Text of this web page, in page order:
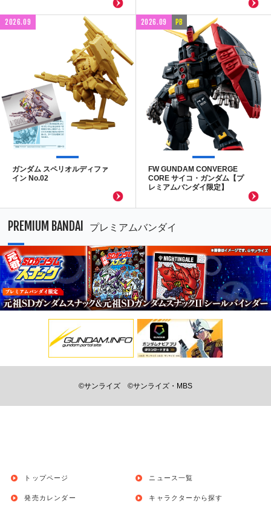
2026.09
ガンダム スペリオルディファ
イン No.02
2026.09 PB
FW GUNDAM CONVERGE
CORE サイコ・ガンダム【プ
レミアムバンダイ限定】
PREMIUM BANDAI プレミアムバンダイ
©サンライズ ©サンライズ・MBS
トップページ
発売カレンダー
ニュース一覧
キャラクターから探す